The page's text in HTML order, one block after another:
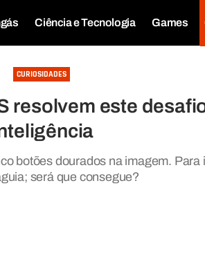
Ciência e Tecnologia Games
CURIOSIDADES
resolvem este
botões dourados na imagem. Para
será que consegue?